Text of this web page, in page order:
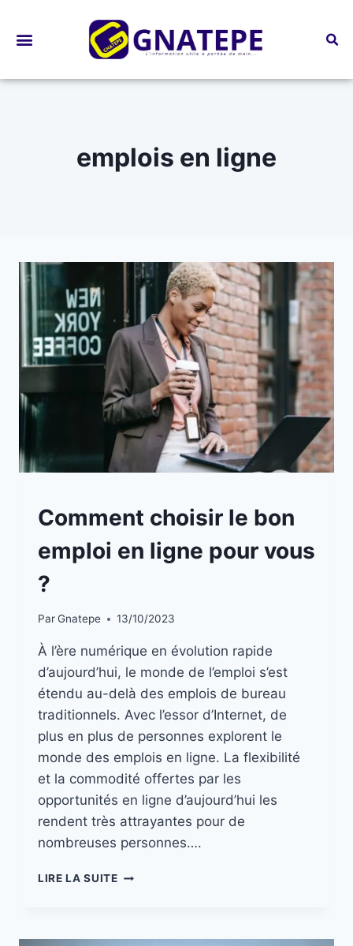
emplois en ligne
A
LA
|
Comment choisir le bon
emploi en ligne pour vous
?
ParGnatepe 13/10/2023
À l’ère numérique en évolution rapide
d’aujourd’hui, le monde de l’emploi s’est
étendu au-delà des emplois de bureau
traditionnels. Avec l’essor d’Internet, de
plus en plus de personnes explorent le
monde des emplois en ligne. La flexibilité
et la commodité offertes par les
opportunités en ligne d’aujourd’hui les
rendent très attrayantes pour de
nombreuses personnes….
LIRE LA SUITE